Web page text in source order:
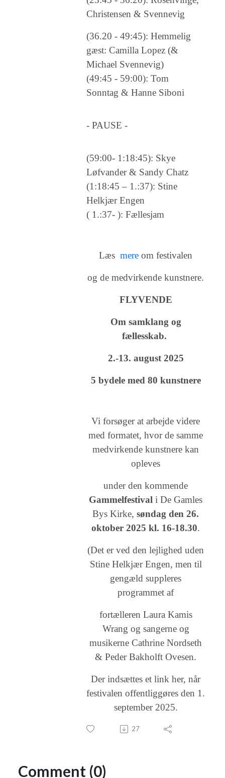
Christensen & Svennevig
(36.20 - 49:45): Hemmelig
gæst: Camilla Lopez (&
Michael Svennevig)
(49:45 - 59:00): Tom
Sonntag & Hanne Siboni
- PAUSE -
(59:00- 1:18:45): Skye
Løfvander & Sandy Chatz
(1:18:45 – 1.:37): Stine
Helkjær Engen
( 1.:37- ): Fællesjam
Læs mere om festivalen
og de medvirkende kunstnere.
FLYVENDE
Om samklang og
fællesskab.
2.-13. august 2025
5 bydele med 80 kunstnere
Vi forsøger at arbejde videre
med formatet, hvor de samme
medvirkende kunstnere kan
opleves
under den kommende
Gammelfestival i De Gamles
Bys Kirke, søndag den 26.
oktober 2025 kl. 16-18.30.
(Det er ved den lejlighed uden
Stine Helkjær Engen, men til
gengæld suppleres
programmet af
fortælleren Laura Kamis
Wrang og sangerne og
musikerne Cathrine Nordseth
& Peder Bakholft Ovesen.
Der indsættes et link her, når
festivalen offentliggøres den 1.
september 2025.
27
Comment (0)